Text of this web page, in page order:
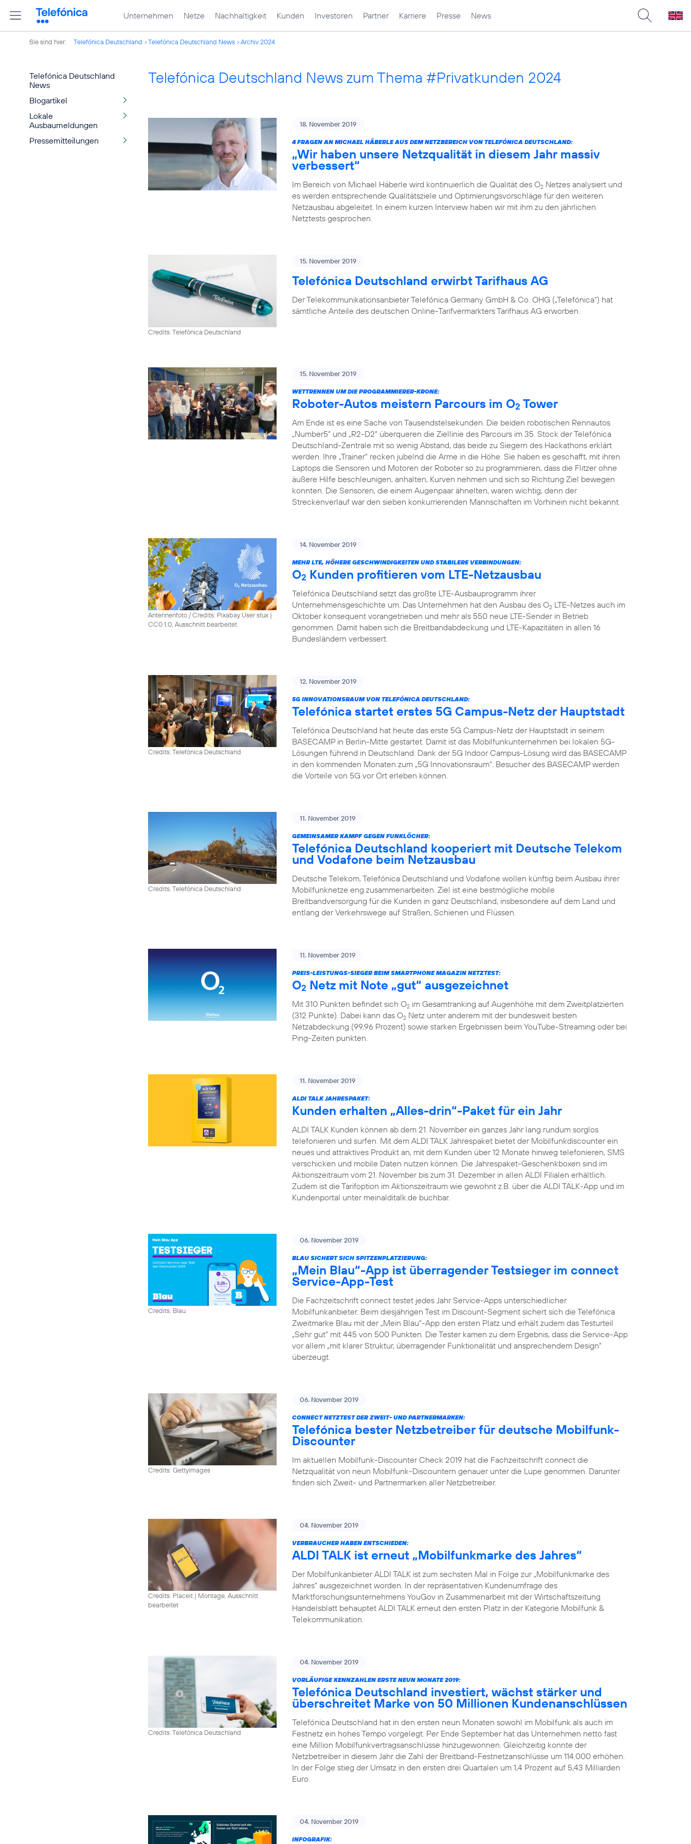
Unternehmen Netze Nachhaltigkeit Kunden Investoren Partner Karriere Presse News
Sie sind hier: Telefónica Deutschland Telefónica Deutschland News Archiv 2024
Telefónica Deutschland
News
Blogartikel
Lokale
Ausbaumeldungen
Pressemitteilungen
Telefónica Deutschland News zum Thema #Privatkunden 2024
18. November 2019
4 FRAGEN AN MICHAEL HÄBERLE AUS DEM NETZBEREICH VON TELEFÓNICA DEUTSCHLAND:
„Wir haben unsere Netzqualität in diesem Jahr massiv
verbessert“
Im Bereich von Michael Häberle wird kontinuierlich die Qualität des O2 Netzes analysiert und
es werden entsprechende Qualitätsziele und Optimierungsvorschläge für den weiteren
Netzausbau abgeleitet. In einem kurzen Interview haben wir mit ihm zu den jährlichen
Netztests gesprochen.
Credits: Telefónica Deutschland
15. November 2019
Telefónica Deutschland erwirbt Tarifhaus AG
Der Telekommunikationsanbieter Telefónica Germany GmbH & Co. OHG („Telefónica“) hat
sämtliche Anteile des deutschen Online-Tarifvermarkters Tarifhaus AG erworben.
15. November 2019
WETTRENNEN UM DIE PROGRAMMIERER-KRONE:
Roboter-Autos meistern Parcours im O2 Tower
Am Ende ist es eine Sache von Tausendstelsekunden. Die beiden robotischen Rennautos
„Number5“ und „R2-D2“ überqueren die Ziellinie des Parcours im 35. Stock der Telefónica
Deutschland-Zentrale mit so wenig Abstand, das beide zu Siegern des Hackathons erklärt
werden. Ihre „Trainer“ recken jubelnd die Arme in die Höhe. Sie haben es geschafft, mit ihren
Laptops die Sensoren und Motoren der Roboter so zu programmieren, dass die Flitzer ohne
äußere Hilfe beschleunigen, anhalten, Kurven nehmen und sich so Richtung Ziel bewegen
konnten. Die Sensoren, die einem Augenpaar ähnelten, waren wichtig, denn der
Streckenverlauf war den sieben konkurrierenden Mannschaften im Vorhinein nicht bekannt.
Antennenfoto / Credits: Pixabay User stux |
CC0 1.0, Ausschnitt bearbeitet
14. November 2019
MEHR LTE, HÖHERE GESCHWINDIGKEITEN UND STABILERE VERBINDUNGEN:
O2 Kunden profitieren vom LTE-Netzausbau
Telefónica Deutschland setzt das größte LTE-Ausbauprogramm ihrer
Unternehmensgeschichte um. Das Unternehmen hat den Ausbau des O2 LTE-Netzes auch im
Oktober konsequent vorangetrieben und mehr als 550 neue LTE-Sender in Betrieb
genommen. Damit haben sich die Breitbandabdeckung und LTE-Kapazitäten in allen 16
Bundesländern verbessert.
Credits: Telefónica Deutschland
12. November 2019
5G INNOVATIONSRAUM VON TELEFÓNICA DEUTSCHLAND:
Telefónica startet erstes 5G Campus-Netz der Hauptstadt
Telefónica Deutschland hat heute das erste 5G Campus-Netz der Hauptstadt in seinem
BASECAMP in Berlin-Mitte gestartet. Damit ist das Mobilfunkunternehmen bei lokalen 5G-
Lösungen führend in Deutschland. Dank der 5G Indoor Campus-Lösung wird das BASECAMP
in den kommenden Monaten zum „5G Innovationsraum“. Besucher des BASECAMP werden
die Vorteile von 5G vor Ort erleben können.
Credits: Telefónica Deutschland
11. November 2019
GEMEINSAMER KAMPF GEGEN FUNKLÖCHER:
Telefónica Deutschland kooperiert mit Deutsche Telekom
und Vodafone beim Netzausbau
Deutsche Telekom, Telefónica Deutschland und Vodafone wollen künftig beim Ausbau ihrer
Mobilfunknetze eng zusammenarbeiten. Ziel ist eine bestmögliche mobile
Breitbandversorgung für die Kunden in ganz Deutschland, insbesondere auf dem Land und
entlang der Verkehrswege auf Straßen, Schienen und Flüssen.
11. November 2019
PREIS-LEISTUNGS-SIEGER BEIM SMARTPHONE MAGAZIN NETZTEST:
O2 Netz mit Note „gut“ ausgezeichnet
Mit 310 Punkten befindet sich O2 im Gesamtranking auf Augenhöhe mit dem Zweitplatzierten
(312 Punkte). Dabei kann das O2 Netz unter anderem mit der bundesweit besten
Netzabdeckung (99,96 Prozent) sowie starken Ergebnissen beim YouTube-Streaming oder bei
Ping-Zeiten punkten.
11. November 2019
ALDI TALK JAHRESPAKET:
Kunden erhalten „Alles-drin“-Paket für ein Jahr
ALDI TALK Kunden können ab dem 21. November ein ganzes Jahr lang rundum sorglos
telefonieren und surfen. Mit dem ALDI TALK Jahrespaket bietet der Mobilfunkdiscounter ein
neues und attraktives Produkt an, mit dem Kunden über 12 Monate hinweg telefonieren, SMS
verschicken und mobile Daten nutzen können. Die Jahrespaket-Geschenkboxen sind im
Aktionszeitraum vom 21. November bis zum 31. Dezember in allen ALDI Filialen erhältlich.
Zudem ist die Tarifoption im Aktionszeitraum wie gewohnt z.B. über die ALDI TALK-App und im
Kundenportal unter meinalditalk.de buchbar.
Credits: Blau
06. November 2019
BLAU SICHERT SICH SPITZENPLATZIERUNG:
„Mein Blau“-App ist überragender Testsieger im connect
Service-App-Test
Die Fachzeitschrift connect testet jedes Jahr Service-Apps unterschiedlicher
Mobilfunkanbieter. Beim diesjährigen Test im Discount-Segment sichert sich die Telefónica
Zweitmarke Blau mit der „Mein Blau“-App den ersten Platz und erhält zudem das Testurteil
„Sehr gut“ mit 445 von 500 Punkten. Die Tester kamen zu dem Ergebnis, dass die Service-App
vor allem „mit klarer Struktur, überragender Funktionalität und ansprechendem Design“
überzeugt.
Credits: Gettyimages
06. November 2019
CONNECT NETZTEST DER ZWEIT- UND PARTNERMARKEN:
Telefónica bester Netzbetreiber für deutsche Mobilfunk-
Discounter
Im aktuellen Mobilfunk-Discounter Check 2019 hat die Fachzeitschrift connect die
Netzqualität von neun Mobilfunk-Discountern genauer unter die Lupe genommen. Darunter
finden sich Zweit- und Partnermarken aller Netzbetreiber.
Credits: Placeit | Montage, Ausschnitt
bearbeitet
04. November 2019
VERBRAUCHER HABEN ENTSCHIEDEN:
ALDI TALK ist erneut „Mobilfunkmarke des Jahres“
Der Mobilfunkanbieter ALDI TALK ist zum sechsten Mal in Folge zur „Mobilfunkmarke des
Jahres“ ausgezeichnet worden. In der repräsentativen Kundenumfrage des
Marktforschungsunternehmens YouGov in Zusammenarbeit mit der Wirtschaftszeitung
Handelsblatt behauptet ALDI TALK erneut den ersten Platz in der Kategorie Mobilfunk &
Telekommunikation.
Credits: Telefónica Deutschland
04. November 2019
VORLÄUFIGE KENNZAHLEN ERSTE NEUN MONATE 2019:
Telefónica Deutschland investiert, wächst stärker und
überschreitet Marke von 50 Millionen Kundenanschlüssen
Telefónica Deutschland hat in den ersten neun Monaten sowohl im Mobilfunk als auch im
Festnetz ein hohes Tempo vorgelegt. Per Ende September hat das Unternehmen netto fast
eine Million Mobilfunkvertragsanschlüsse hinzugewonnen. Gleichzeitig konnte der
Netzbetreiber in diesem Jahr die Zahl der Breitband-Festnetzanschlüsse um 114.000 erhöhen.
In der Folge stieg der Umsatz in den ersten drei Quartalen um 1,4 Prozent auf 5,43 Milliarden
Euro.
04. November 2019
INFOGRAFIK: